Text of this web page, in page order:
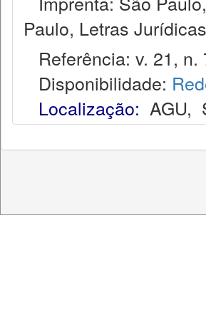
Paulo, Letras
Referência: v. 21,
Disponibilidade:
Localização: AGU,